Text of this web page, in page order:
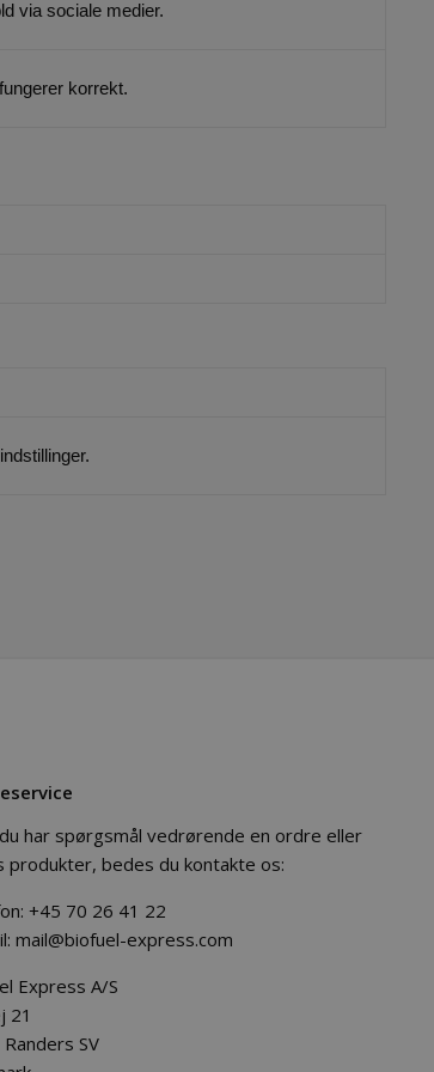
via sociale medier.
korrekt.
har spørgsmål vedrørende en ordre eller
produkter, bedes du kontakte os:
+45 70 26 41 22
mail@biofuel-express.com
Express A/S
21
SV